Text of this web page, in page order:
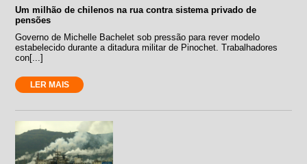
Um milhão de chilenos na rua contra sistema privado de
pensões
Governo de Michelle Bachelet sob pressão para rever modelo
estabelecido durante a ditadura militar de Pinochet. Trabalhadores
con[...]
LER MAIS